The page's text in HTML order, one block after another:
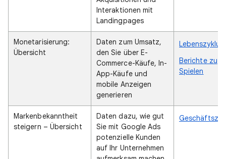
Interaktionen mit
Landingpages
Monetarisierung:
Übersicht
Daten zum Umsatz,
den Sie über E-
Commerce-Käufe, In-
App-Käufe und
mobile Anzeigen
generieren
Lebenszyklus
Berichte zu
Spielen
Markenbekanntheit
steigern – Übersicht
Daten dazu, wie gut
Sie mit Google Ads
potenzielle Kunden
auf Ihr Unternehmen